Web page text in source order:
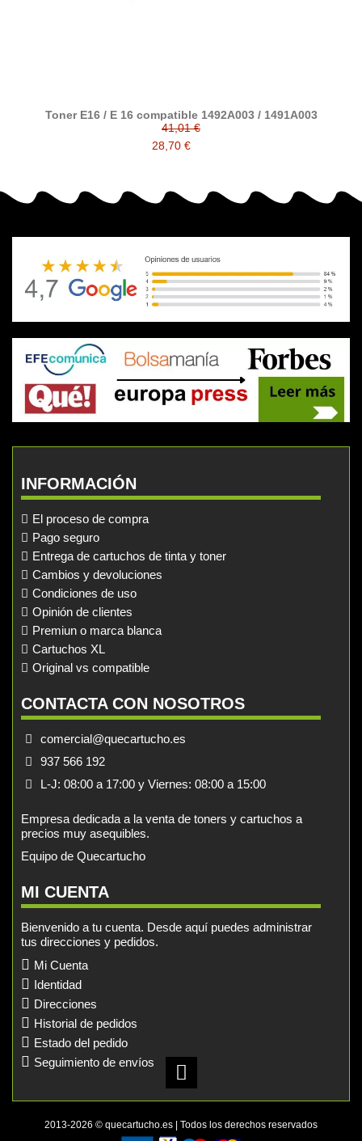
Toner E16 / E 16 compatible 1492A003 / 1491A003
41,01 €
28,70 €
INFORMACIÓN
El proceso de compra
Pago seguro
Entrega de cartuchos de tinta y toner
Cambios y devoluciones
Condiciones de uso
Opinión de clientes
Premiun o marca blanca
Cartuchos XL
Original vs compatible
CONTACTA CON NOSOTROS
comercial@quecartucho.es
937 566 192
L-J: 08:00 a 17:00 y Viernes: 08:00 a 15:00
Empresa dedicada a la venta de toners y cartuchos a
precios muy asequibles.
Equipo de Quecartucho
MI CUENTA
Bienvenido a tu cuenta. Desde aquí puedes administrar
tus direcciones y pedidos.
Mi Cuenta
Identidad
Direcciones
Historial de pedidos
Estado del pedido
Seguimiento de envíos
2013-2026 © quecartucho.es | Todos los derechos reservados